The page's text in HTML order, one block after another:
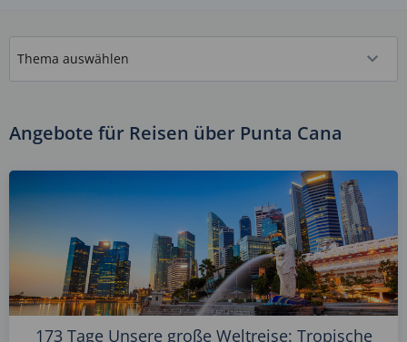
Angebote für Reisen über Punta Cana
173 Tage Unsere große Weltreise: Tropische